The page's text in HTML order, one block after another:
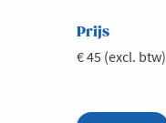
Prijs
€ 45 (excl. btw)